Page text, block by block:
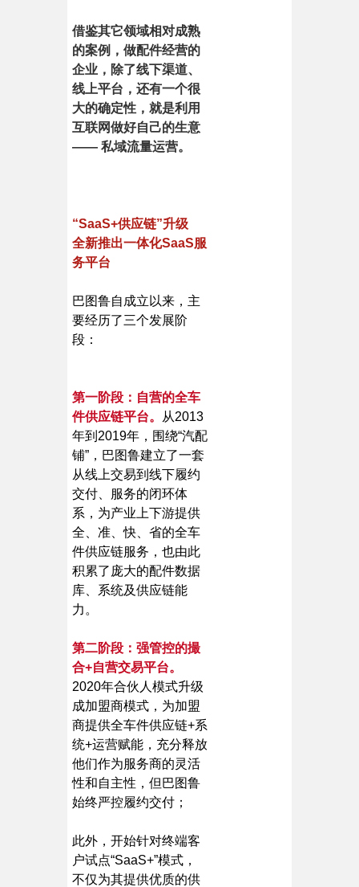
借鉴其它领域相对成熟
的案例，做配件经营的
企业，除了线下渠道、
线上平台，还有一个很
大的确定性，就是利用
互联网做好自己的生意
—— 私域流量运营。
“SaaS+供应链”升级
全新推出一体化SaaS服
务平台
巴图鲁自成立以来，主
要经历了三个发展阶
段：
第一阶段：自营的全车
件供应链平台。
从2013
年到2019年，围绕“汽配
铺”，巴图鲁建立了一套
从线上交易到线下履约
交付、服务的闭环体
系，为产业上下游提供
全、准、快、省的全车
件供应链服务，也由此
积累了庞大的配件数据
库、系统及供应链能
力。
第二阶段：强管控的撮
合+自营交易平台。
2020年合伙人模式升级
成加盟商模式，为加盟
商提供全车件供应链+系
统+运营赋能，充分释放
他们作为服务商的灵活
性和自主性，但巴图鲁
始终严控履约交付；
此外，开始针对终端客
户试点“SaaS+”模式，
不仅为其提供优质的供